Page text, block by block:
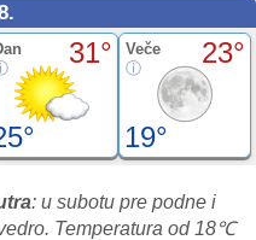
31° Veče 23°
19°
: u subotu pre podne i
Temperatura od 18℃